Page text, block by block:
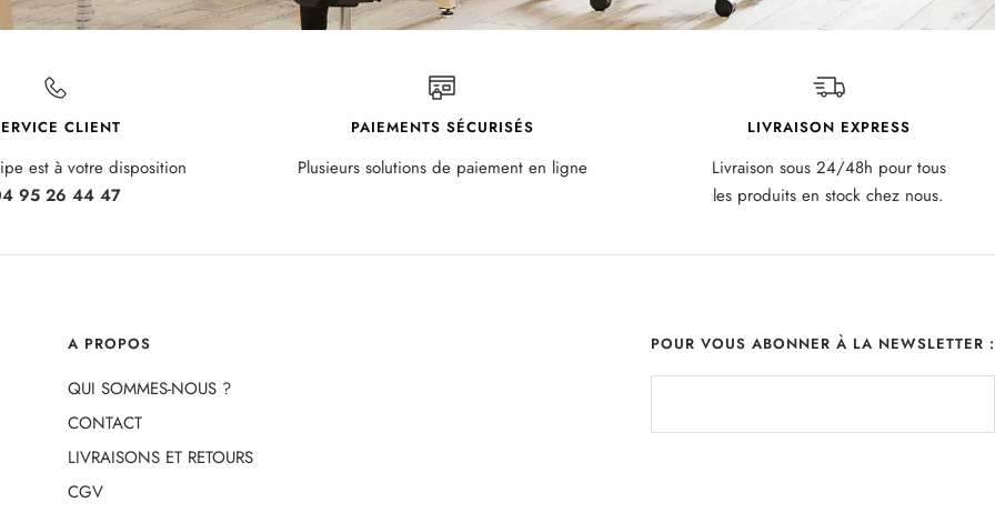
CLIENT
est à votre disposition
95 26 44 47
PAIEMENTS SÉCURISÉS
Plusieurs solutions de paiement en ligne
LIVRAISON EXPRESS
Livraison sous 24/48h pour tous
les produits en stock chez nous.
A PROPOS
QUI SOMMES-NOUS ?
CONTACT
LIVRAISONS ET RETOURS
CGV
POUR VOUS ABONNER À LA NEWSLETTER :